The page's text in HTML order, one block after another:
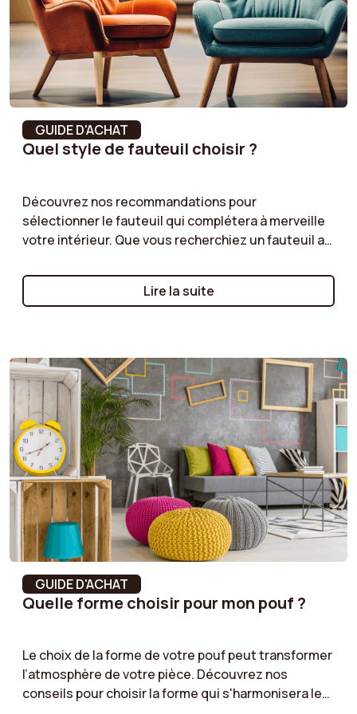
conseillé pour le
montage
Matériau de la
structure
Bois de peuplier
Résistance à
l'abrasion
Charge maximale
supportée
Coffre de rangement Non
A assembler Oui
Déhoussable Non
Largeur du dossier 56.5 cm
Résistance au
boulochage
4 = Light pilling
Hauteur d'assise 43 cm
Largeur 56.5 cm
Profondeur 62 cm
GUIDE D'ACHAT
Quel style de fauteuil choisir ?
Découvrez nos recommandations pour
sélectionner le fauteuil qui complétera à merveille
votre intérieur. Que vous recherchiez un fauteuil au
caractère, ou un fauteuil classique intemporel,
nous vous guidons à travers les critères essentiels
Lire la suite
GUIDE D'ACHAT
Quelle forme choisir pour mon pouf ?
Le choix de la forme de votre pouf peut transformer
l’atmosphère de votre pièce. Découvrez nos
conseils pour choisir la forme qui s'harmonisera le